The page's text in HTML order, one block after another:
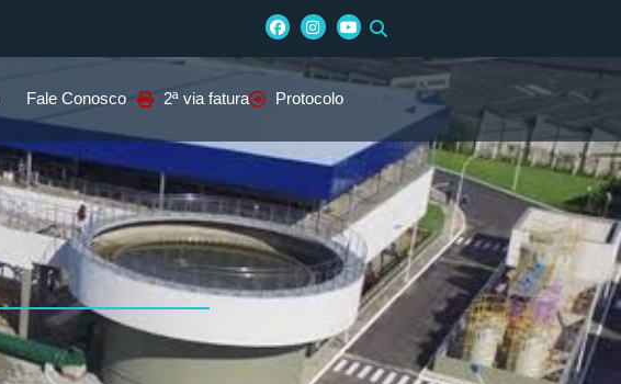
Fale Conosco 2ª via fatura Protocolo